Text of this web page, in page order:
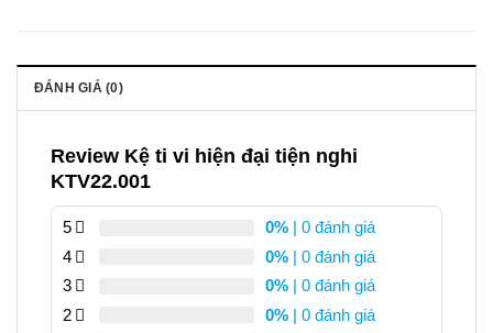
ĐÁNH GIÁ (0)
Review Kệ ti vi hiện đại tiện nghi
KTV22.001
5 0% | 0 đánh giá
4
0% | 0 đánh giá
3
0% | 0 đánh giá
2
0% | 0 đánh giá